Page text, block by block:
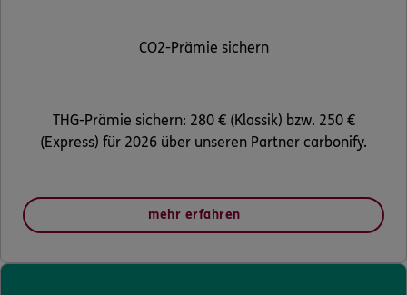
CO2-Prämie sichern
THG-Prämie sichern: 280 € (Klassik) bzw. 250 €
(Express) für 2026 über unseren Partner carbonify.
mehr erfahren